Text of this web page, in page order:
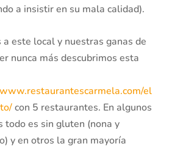
a insistir en su mala calidad).
a este local y nuestras ganas de
nunca más descubrimos esta
el
con 5 restaurantes. En algunos
todo es sin gluten (nona y
y en otros la gran mayoría